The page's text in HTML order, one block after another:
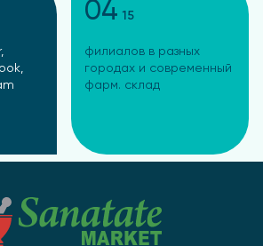
04 15
филиалов в разных
городах и современный
фарм. склад